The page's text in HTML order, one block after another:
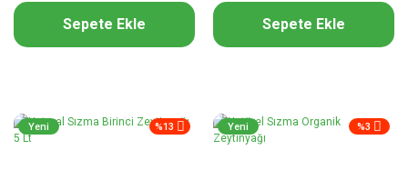
Sepete Ekle Sepete Ekle
%13
Yeni %3
Yeni